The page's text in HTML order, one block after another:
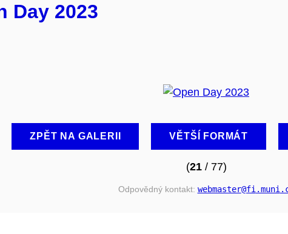
Day 2023
ZPĚT NA GALERII VĚTŠÍ FORMÁT
(21/ 77)
Odpovědný kontakt: webmaster@fi .muni